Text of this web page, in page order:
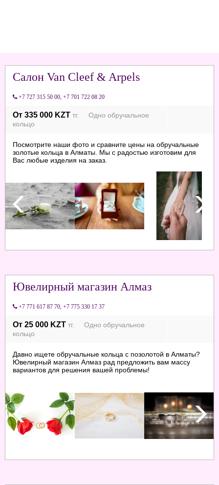
Салон Van Cleef & Arpels
+7 727 315 50 00 +7 701 722 08 20
От 335 000 KZT тг. Одно обручальное
кольцо
Посмотрите наши фото и сравните цены на обручальные
золотые кольца в Алматы. Мы с радостью изготовим для
Вас любые изделия на заказ.
Ювелирный магазин Алмаз
+7 771 617 87 70 +7 775 330 17 37
От 25 000 KZT тг. Одно обручальное
кольцо
Давно ищете обручальные кольца с позолотой в Алматы?
Ювелирный магазин Алмаз рад предложить вам массу
вариантов для решения вашей проблемы!